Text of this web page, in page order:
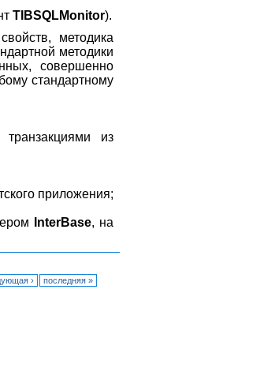
TIBSQLMonitor).
методика
методики
совершенно
стандартному
из
приложения;
InterBase, на
› последняя »